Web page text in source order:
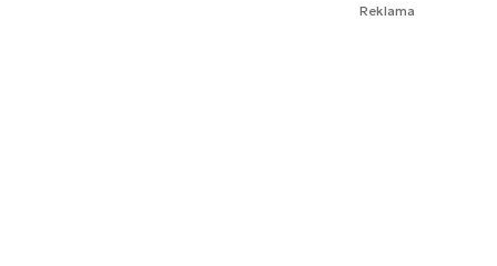
Reklama